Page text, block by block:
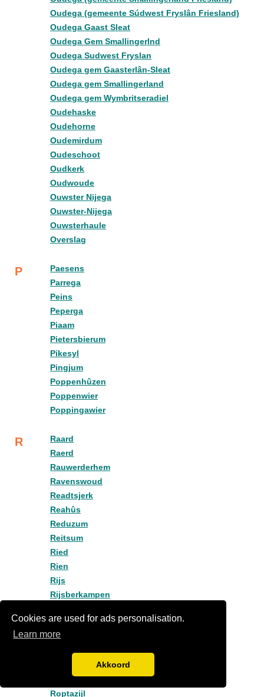
Cookies are used for ads personalisation.
Learn more
Akkoord
Oudega (gemeente Súdwest Fryslân Friesland)
Oudega Gaast Sleat
Oudega Gem Smallingerlnd
Oudega Sudwest Fryslan
Oudega gem Gaasterlân-Sleat
Oudega gem Smallingerland
Oudega gem Wymbritseradiel
Oudehaske
Oudehorne
Oudemirdum
Oudeschoot
Oudkerk
Oudwoude
Ouwster Nijega
Ouwster-Nijega
Ouwsterhaule
Overslag
P
Paesens
Parrega
Peins
Peperga
Piaam
Pietersbierum
Pikesyl
Pingjum
Poppenhûzen
Poppenwier
Poppingawier
R
Raard
Raerd
Rauwerderhem
Ravenswoud
Readtsjerk
Reahûs
Reduzum
Reitsum
Ried
Rien
Rijs
Rijsberkampen
Rinsumageest
Ritsumasyl
Rohel
Rohel (Skarsterlân)
Roptazijl